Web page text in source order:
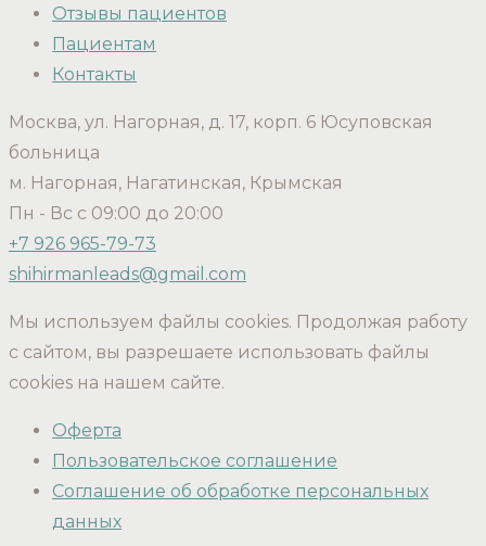
Отзывы пациентов
Пациентам
Контакты
Москва, ул. Нагорная, д. 17, корп. 6 Юсуповская
больница
м. Нагорная, Нагатинская, Крымская
Пн - Вс с 09:00 до 20:00
+7 926 965-79-73
shihirmanleads@gmail.com
Мы используем файлы cookies. Продолжая работу
с сайтом, вы разрешаете использовать файлы
cookies на нашем сайте.
Оферта
Пользовательское соглашение
Соглашение об обработке персональных
данных